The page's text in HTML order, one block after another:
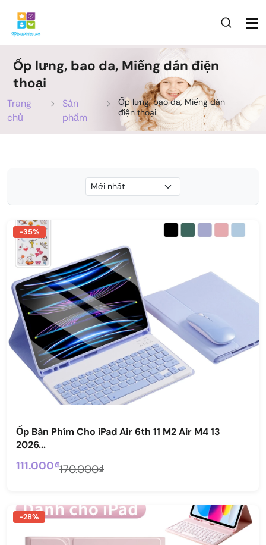
Ốp lưng, bao da, Miếng dán điện
thoại
Trang
chủ
Sản
phẩm
Ốp lưng, bao da, Miếng dán
điện thoại
-35%
Ốp Bàn Phím Cho iPad Air 6th 11 M2 Air M4 13
2026...
111.000₫170.000₫
-28%